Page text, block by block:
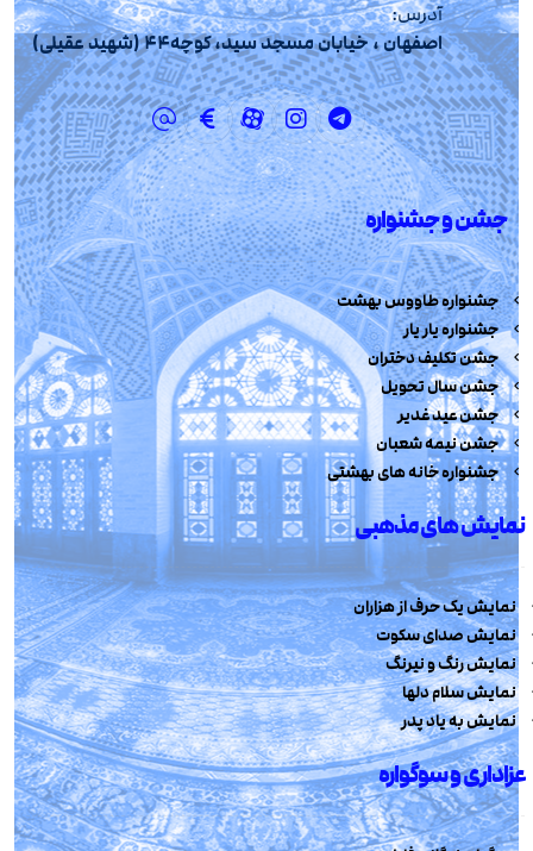
آدرس:
اصفهان ، خیابان مسجد سید، کوچه44 (شهید عقیلی)
جشن و جشنواره
جشنواره طاووس بهشت
جشنواره یار یار
جشن تکلیف دختران
جشن سال تحویل
جشن عید غدیر
جشن نیمه شعبان
جشنواره خانه های بهشتی
نمایش های مذهبی
نمایش یک حرف از هزاران
نمایش صدای سکوت
نمایش رنگ و نیرنگ
نمایش سلام دلها
نمایش به یاد پدر
عزاداری و سوگواره